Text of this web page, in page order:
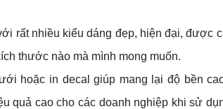
rất nhiều kiểu dáng đẹp, hiện đại, được
thước nào mà mình mong muốn.
hoặc in decal giúp mang lại độ bền
quả cao cho các doanh nghiệp khi sử